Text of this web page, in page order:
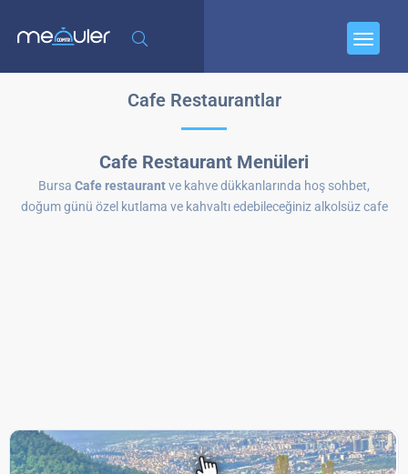
Cafe Restaurantlar
Cafe Restaurant Menüleri
Bursa Cafe restaurantve kahve dükkanlarında hoş sohbet,
doğum günü özel kutlama ve kahvaltı edebileceğiniz alkolsüz cafe